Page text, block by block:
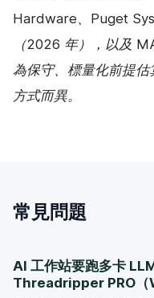
Hardware、Puget
（2026 年），以及
為保守、標量化前提
方式而異。
常見問題
AI 工作站要跑多卡
Threadripper PRO（